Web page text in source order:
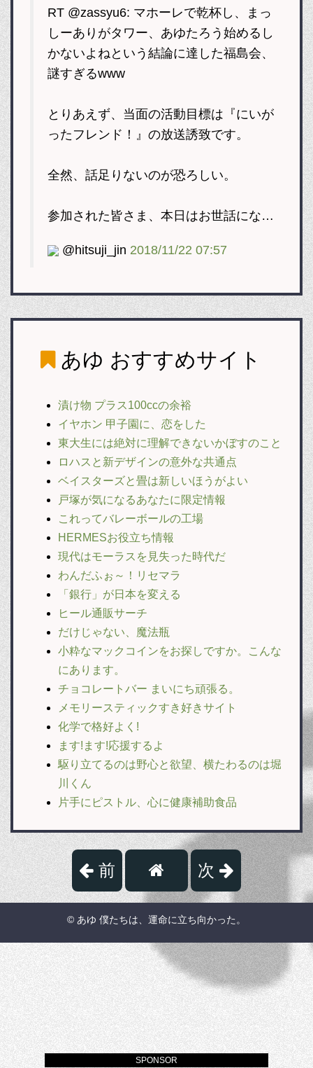
RT @zassyu6: マホーレで乾杯し、まっ
しーありがタワー、あゆたろう始めるし
かないよねという結論に達した福島会、
謎すぎるwww
とりあえず、当面の活動目標は『にいが
ったフレンド！』の放送誘致です。
全然、話足りないのが恐ろしい。
参加された皆さま、本日はお世話にな…
@hitsuji_jin 2018/11/22 07:57
あゆ おすすめサイト
漬け物 プラス100ccの余裕
イヤホン 甲子園に、恋をした
東大生には絶対に理解できないかぼすのこと
ロハスと新デザインの意外な共通点
ベイスターズと畳は新しいほうがよい
戸塚が気になるあなたに限定情報
これってバレーボールの工場
HERMESお役立ち情報
現代はモーラスを見失った時代だ
わんだふぉ～！リセマラ
「銀行」が日本を変える
ヒール通販サーチ
だけじゃない、魔法瓶
小粋なマックコインをお探しですか。こんな
にあります。
チョコレートバー まいにち頑張る。
メモリースティックすき好きサイト
化学で格好よく!
ます!ます!応援するよ
駆り立てるのは野心と欲望、横たわるのは堀
川くん
片手にピストル、心に健康補助食品
前 次
© あゆ 僕たちは、運命に立ち向かった。
SPONSOR